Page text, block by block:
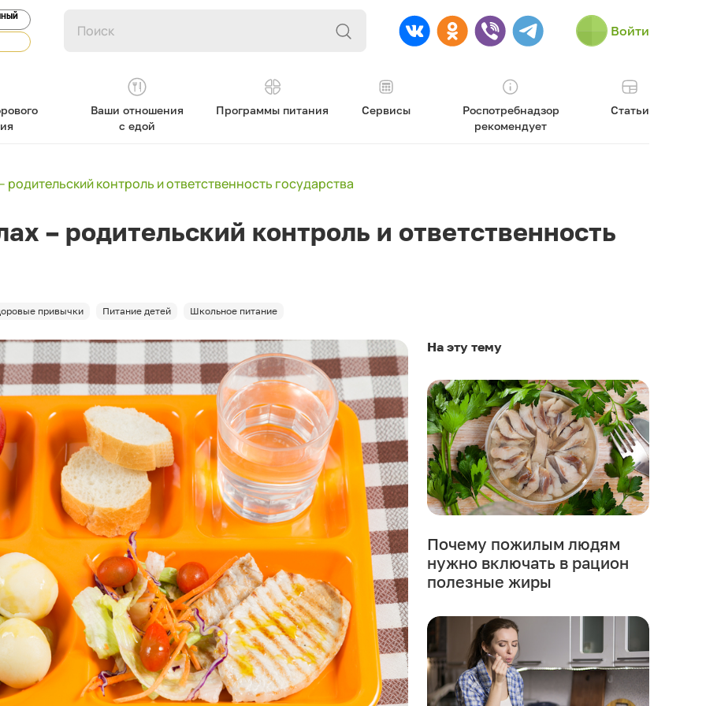
Войти
Ваши отношения
с едой
Программы питания Сервисы
Роспотребнадзор
рекомендует
Статьи
родительский контроль и ответственность государства
– родительский контроль и ответственность
привычки Питание детей Школьное питание
На эту тему
Почему пожилым людям
нужно включать в рацион
полезные жиры